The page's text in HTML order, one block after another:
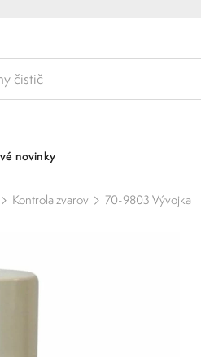
novinky
Kontrola zvarov 70-9803 Vývojka